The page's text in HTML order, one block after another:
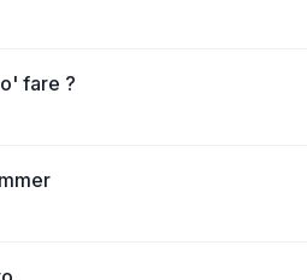
fare ?